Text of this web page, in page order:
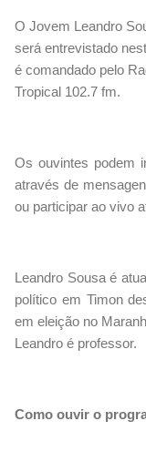
O Jovem Leandro
será entrevistado
é comandado pelo
Tropical 102.7 fm.
Os ouvintes podem
através de
ou participar ao vivo
Leandro Sousa é
político em Timon
em eleição no
Leandro é professor.
Como ouvir o